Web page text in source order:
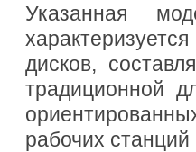
Указанная
дисков,
традиционной
рабочих